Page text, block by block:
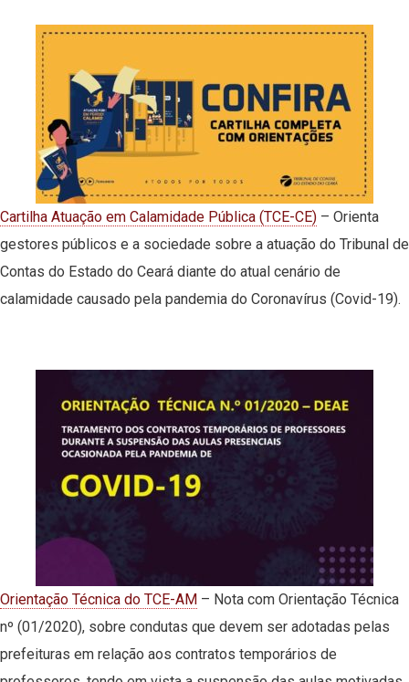
Cartilha Atuação em Calamidade Pública (TCE-CE) – Orienta
gestores públicos e a sociedade sobre a atuação do Tribunal de
Contas do Estado do Ceará diante do atual cenário de
calamidade causado pela pandemia do Coronavírus (Covid-19).
Orientação Técnica do TCE-AM – Nota com Orientação Técnica
nº (01/2020), sobre condutas que devem ser adotadas pelas
prefeituras em relação aos contratos temporários de